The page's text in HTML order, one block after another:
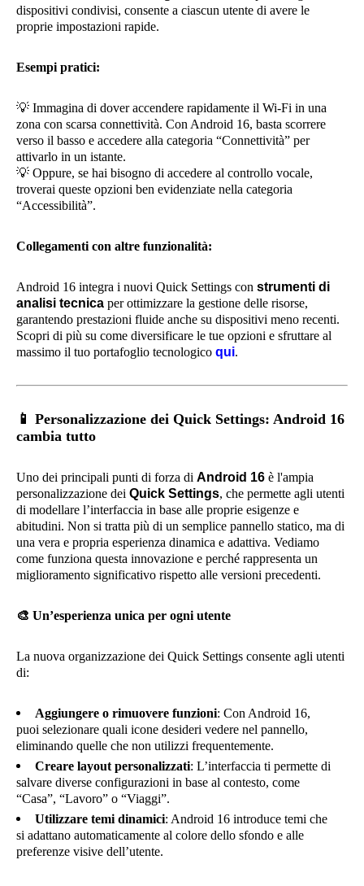
dispositivi condivisi, consente a ciascun utente di avere le
proprie impostazioni rapide.
Esempi pratici:
💡 Immagina di dover accendere rapidamente il Wi-Fi in una
zona con scarsa connettività. Con Android 16, basta scorrere
verso il basso e accedere alla categoria “Connettività” per
attivarlo in un istante.
💡 Oppure, se hai bisogno di accedere al controllo vocale,
troverai queste opzioni ben evidenziate nella categoria
“Accessibilità”.
Collegamenti con altre funzionalità:
Android 16 integra i nuovi Quick Settings con strumenti di
analisi tecnica per ottimizzare la gestione delle risorse,
garantendo prestazioni fluide anche su dispositivi meno recenti.
Scopri di più su come diversificare le tue opzioni e sfruttare al
massimo il tuo portafoglio tecnologico qui.
📱 Personalizzazione dei Quick Settings: Android 16
cambia tutto
Uno dei principali punti di forza di Android 16 è l'ampia
personalizzazione dei Quick Settings, che permette agli utenti
di modellare l’interfaccia in base alle proprie esigenze e
abitudini. Non si tratta più di un semplice pannello statico, ma di
una vera e propria esperienza dinamica e adattiva. Vediamo
come funziona questa innovazione e perché rappresenta un
miglioramento significativo rispetto alle versioni precedenti.
🎨 Un’esperienza unica per ogni utente
La nuova organizzazione dei Quick Settings consente agli utenti
di:
Aggiungere o rimuovere funzioni: Con Android 16,
puoi selezionare quali icone desideri vedere nel pannello,
eliminando quelle che non utilizzi frequentemente.
Creare layout personalizzati: L’interfaccia ti permette di
salvare diverse configurazioni in base al contesto, come
“Casa”, “Lavoro” o “Viaggi”.
Utilizzare temi dinamici: Android 16 introduce temi che
si adattano automaticamente al colore dello sfondo e alle
preferenze visive dell’utente.